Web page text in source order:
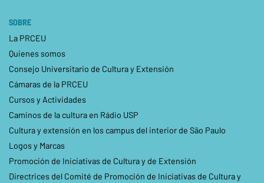
SOBRE
La PRCEU
Quienes somos
Consejo Universitario de Cultura y Extensión
Cámaras de la PRCEU
Cursos y Actividades
Caminos de la cultura en Rádio USP
Cultura y extensión en los campus del interior de São Paulo
Logos y Marcas
Promoción de Iniciativas de Cultura y de Extensión
Directrices del Comité de Promoción de Iniciativas de Cultura y